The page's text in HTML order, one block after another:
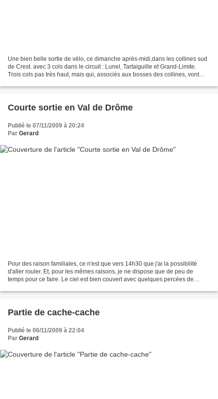
Une bien belle sortie de vélo, ce dimanche après-midi,dans les collines sud
de Crest. avec 3 cols dans le circuit : Lunel, Tartaiguille et Grand-Limite.
Trois cols pas très haut, mais qui, associés aux bosses des collines, vont
Courte sortie en Val de Drôme
Publié le 07/11/2009 à 20:24
Par Gerard
Pour des raison familiales, ce n'est que vers 14h30 que j'ai la possibilité
d'aller rouler. Et, pour les mêmes raisons, je ne dispose que de peu de
temps pour ce faire. Le ciel est bien couvert avec quelques percées de
Partie de cache-cache
Publié le 06/11/2009 à 22:04
Par Gerard